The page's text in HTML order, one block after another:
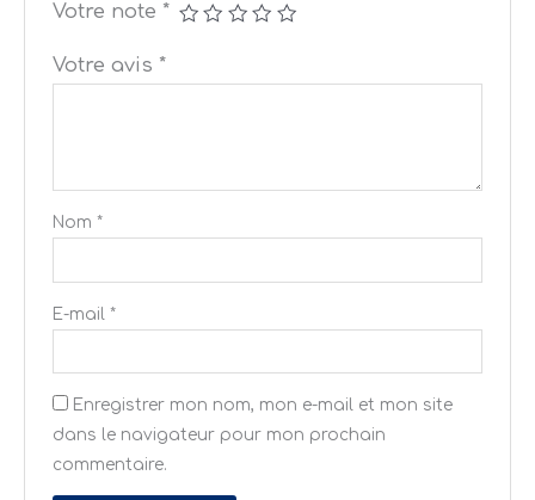
Votre note *
Votre avis *
Nom *
E-mail *
Enregistrer mon nom, mon e-mail et mon site
dans le navigateur pour mon prochain
commentaire.